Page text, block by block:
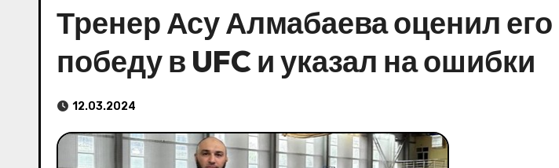
Тренер Асу Алмабаева оценил
победу в UFC и указал на ошибки
12.03.2024